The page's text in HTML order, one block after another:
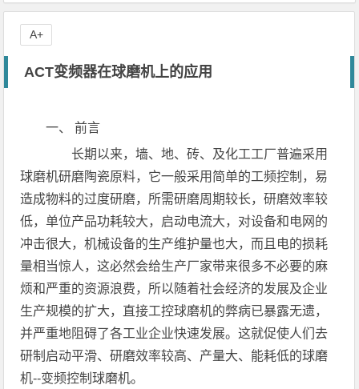
ACT变频器在球磨机上的应用
一、 前言
长期以来，墙、地、砖、及化工工厂普遍采用
球磨机研磨陶瓷原料，它一般采用简单的工频控制，易
造成物料的过度研磨，所需研磨周期较长，研磨效率较
低，单位产品功耗较大，启动电流大，对设备和电网的
冲击很大，机械设备的生产维护量也大，而且电的损耗
量相当惊人，这必然会给生产厂家带来很多不必要的麻
烦和严重的资源浪费，所以随着社会经济的发展及企业
生产规模的扩大，直接工控球磨机的弊病已暴露无遗，
并严重地阻碍了各工业企业快速发展。这就促使人们去
研制启动平滑、研磨效率较高、产量大、能耗低的球磨
机--变频控制球磨机。
A+